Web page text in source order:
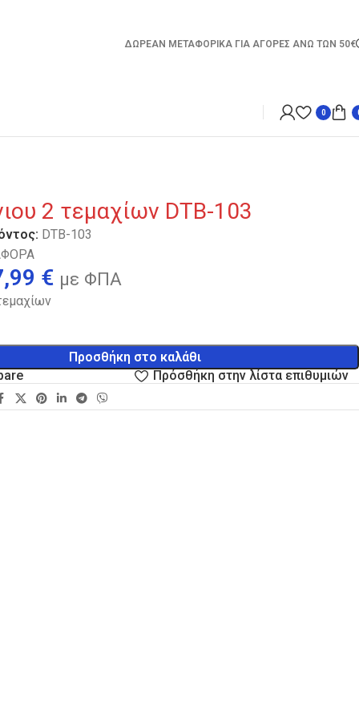
ΔΩΡΕΑΝ ΜΕΤΑΦΟΡΙΚΑ ΓΙΑ ΑΓΟΡΕΣ ΑΝΩ ΤΩΝ 50€
0
2 τεμαχίων DTB-103
DTB-103
€ με ΦΠΑ
Προσθήκη στο καλάθι
Πρόσθήκη στην λίστα επιθυμιών